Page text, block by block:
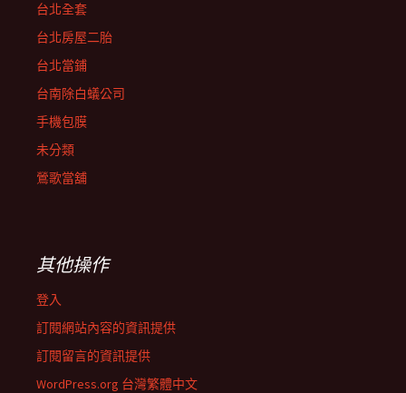
台北全套
台北房屋二胎
台北當鋪
台南除白蟻公司
手機包膜
未分類
鶯歌當舖
其他操作
登入
訂閱網站內容的資訊提供
訂閱留言的資訊提供
WordPress.org 台灣繁體中文